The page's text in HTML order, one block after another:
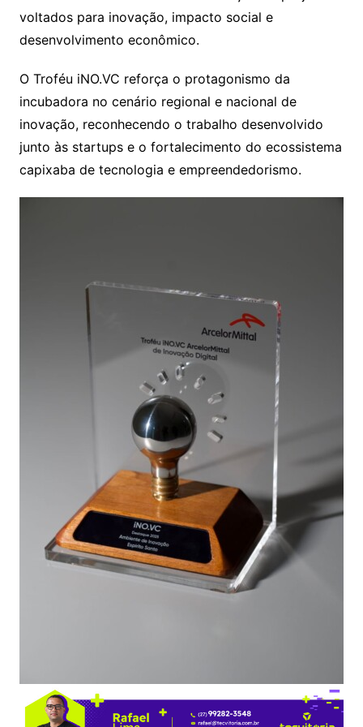
voltados para inovação, impacto social e
desenvolvimento econômico.
O Troféu iNO.VC reforça o protagonismo da
incubadora no cenário regional e nacional de
inovação, reconhecendo o trabalho desenvolvido
junto às startups e o fortalecimento do ecossistema
capixaba de tecnologia e empreendedorismo.